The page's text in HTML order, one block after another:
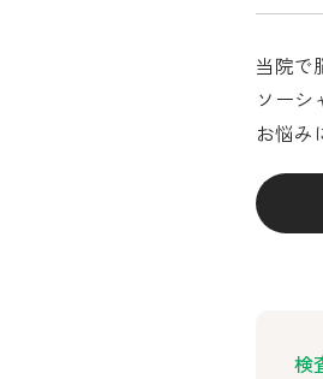
当院で
ソーシ
お悩み
検